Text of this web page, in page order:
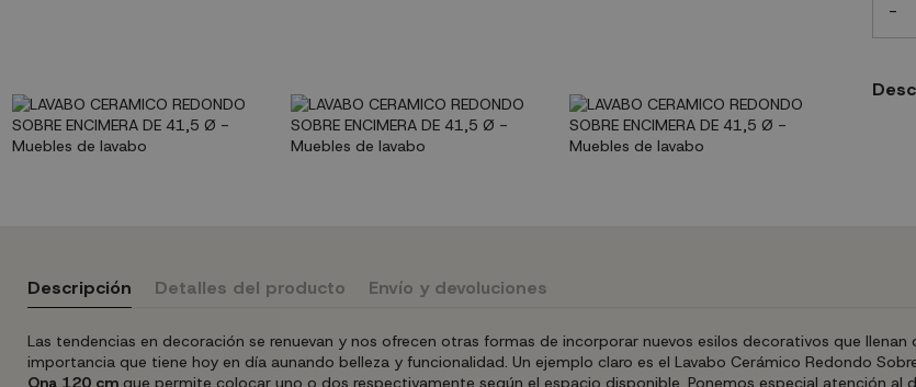
-
Descripción Detalles del producto Envío y devoluciones
Las tendencias en decoración se renuevan y nos ofrecen otras formas de incorporar nuevos esilos decorativos que
importancia que tiene hoy en día aunando belleza y funcionalidad. Un ejemplo claro es el Lavabo Cerámico Redondo
Ona 120 cmque permite colocar uno o dos respectivamente según el espacio disponible. Ponemos especial atención